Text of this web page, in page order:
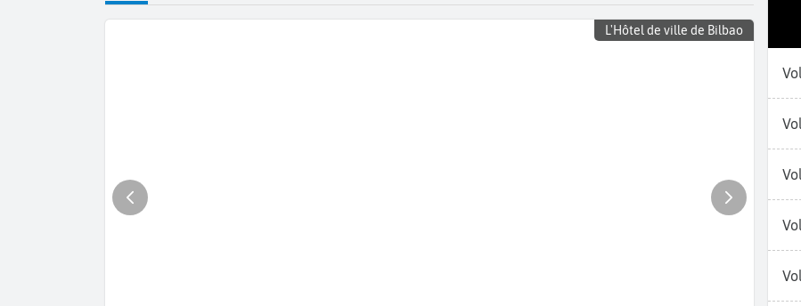
L'Hôtel de ville de Bilbao